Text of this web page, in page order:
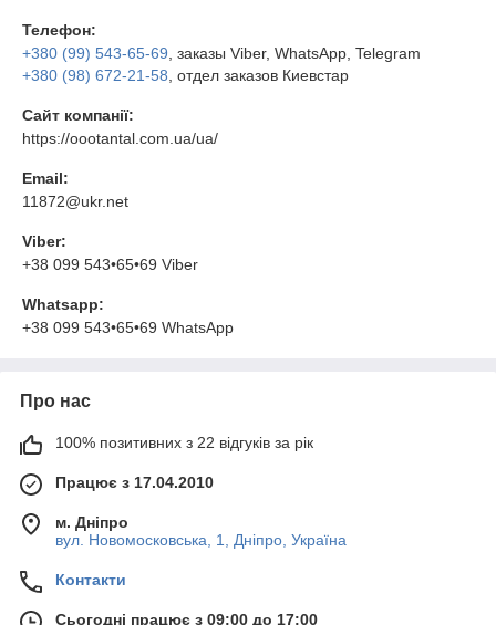
Телефон:
+380 (99) 543-65-69 , заказы Viber, WhatsApp, Telegram
+380 (98) 672-21-58 , отдел заказов Киевстар
Сайт компанії:
https://oootantal.com.ua/ua/
Email:
11872@ukr.net
Viber:
+38 099 543•65•69 Viber
Whatsapp:
+38 099 543•65•69 WhatsApp
Про нас
100% позитивних з 22 відгуків за рік
Працює з 17.04.2010
м. Дніпро
вул. Новомосковська, 1, Дніпро, Україна
Контакти
Сьогодні працює з 09:00 до 17:00